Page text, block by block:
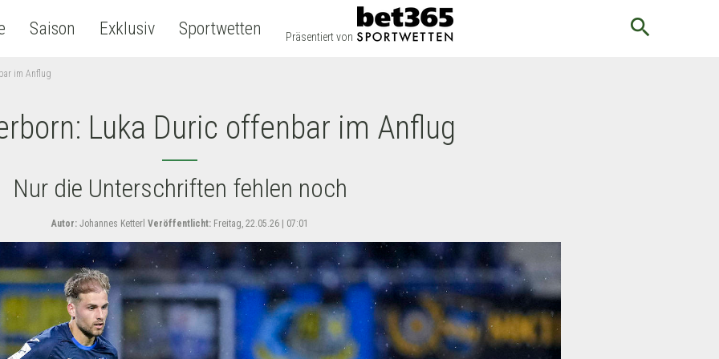
Saison Exklusiv Sportwetten Präsentiert von search
im Anflug
Luka Duric offenbar im Anflug
Nur die Unterschriften fehlen noch
Autor: Johannes Ketterl Veröffentlicht: Freitag, 22.05.26 | 07:01